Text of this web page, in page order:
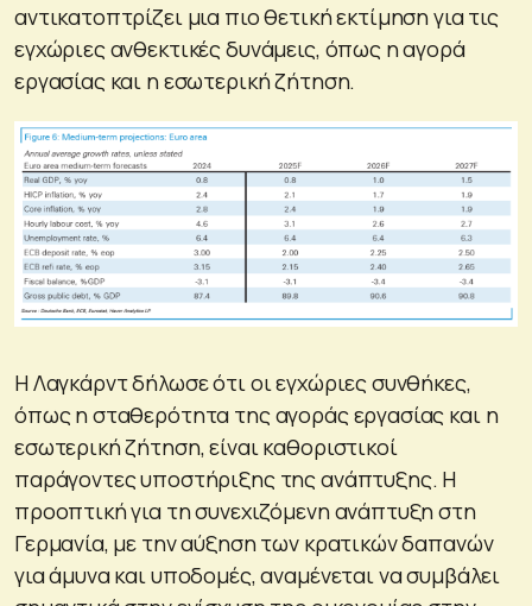
αντικατοπτρίζει μια πιο θετική εκτίμηση για τις
εγχώριες ανθεκτικές δυνάμεις, όπως η αγορά
εργασίας και η εσωτερική ζήτηση.
Η Λαγκάρντ δήλωσε ότι οι εγχώριες συνθήκες,
όπως η σταθερότητα της αγοράς εργασίας και η
εσωτερική ζήτηση, είναι καθοριστικοί
παράγοντες υποστήριξης της ανάπτυξης. Η
προοπτική για τη συνεχιζόμενη ανάπτυξη στη
Γερμανία, με την αύξηση των κρατικών δαπανών
για άμυνα και υποδομές, αναμένεται να συμβάλει